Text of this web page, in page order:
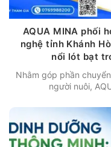
AQUA MINA phối
nghệ tỉnh Khánh
nổi lót bạt
Nhằm góp phần
người nuôi,